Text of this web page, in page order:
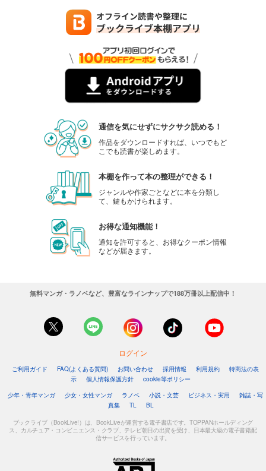
通信を気にせずにサクサク読める！
作品をダウンロードすれば、いつでもど
こでも読書が楽しめます。
本棚を作って本の整理ができる！
ジャンルや作家ごとなどに本を分類し
て、鍵もかけられます。
お得な通知機能！
通知を許可すると、お得なクーポン情報
などが届きます。
無料マンガ・ラノベなど、豊富なラインナップで188万冊以上配信中！
ログイン
ご利用ガイド FAQ(よくある質問) お問い合わせ 採用情報 利用規約
特商法の表
示
個人情報保護方針
cookie等ポリシー
少年・青年マンガ
少女・女性マンガ ラノベ 小説・文芸 ビジネス・実用
雑誌・写
真集
TL BL
ブックライブ（BookLive!）は、BookLiveが運営する電子書店です。TOPPANホールディング
ス、カルチュア・コンビニエンス・クラブ、テレビ朝日の出資を受け、日本最大級の電子書籍配
信サービスを行っています。